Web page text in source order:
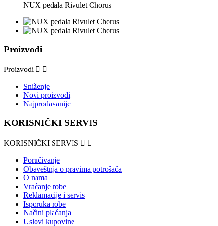
NUX pedala Rivulet Chorus
Proizvodi
Proizvodi  
Sniženje
Novi proizvodi
Najprodavanije
KORISNIČKI SERVIS
KORISNIČKI SERVIS  
Poručivanje
Obaveštnja o pravima potrošača
O nama
Vraćanje robe
Reklamacije i servis
Isporuka robe
Načini plaćanja
Uslovi kupovine